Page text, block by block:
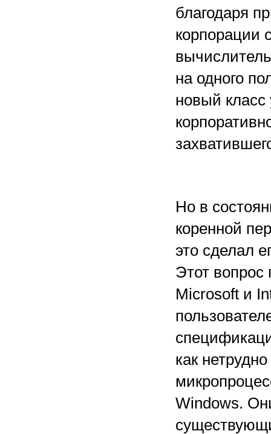
благодаря
корпорации
на одного
новый класс
Но в
коренной
это сделал
Этот вопрос
Microsoft и
как
Windows.